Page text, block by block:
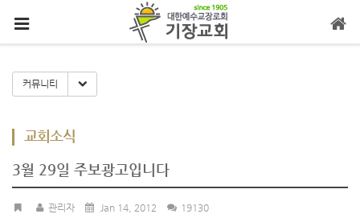
커뮤니티 Toggle Dropdown
교회소식
3월 29일 주보광고입니다
관리자 Jan 14, 2012 19130